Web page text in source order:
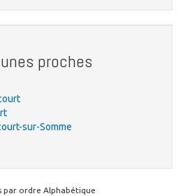
proches
sur-Somme
par ordre Alphabétique